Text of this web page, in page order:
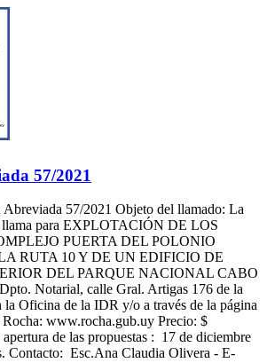
57/2021
57/2021 Objeto del llamado: La
llama para EXPLOTACIÓN DE LOS
PUERTA DEL POLONIO
RUTA 10 Y DE UN EDIFICIO DE
DEL PARQUE NACIONAL CABO
Notarial, calle Gral. Artigas 176 de la
la Oficina de la IDR y/o a través de la página
www.rocha.gub.uy Precio: $
de las propuestas : 17 de diciembre
Contacto: Esc.Ana Claudia Olivera - E-